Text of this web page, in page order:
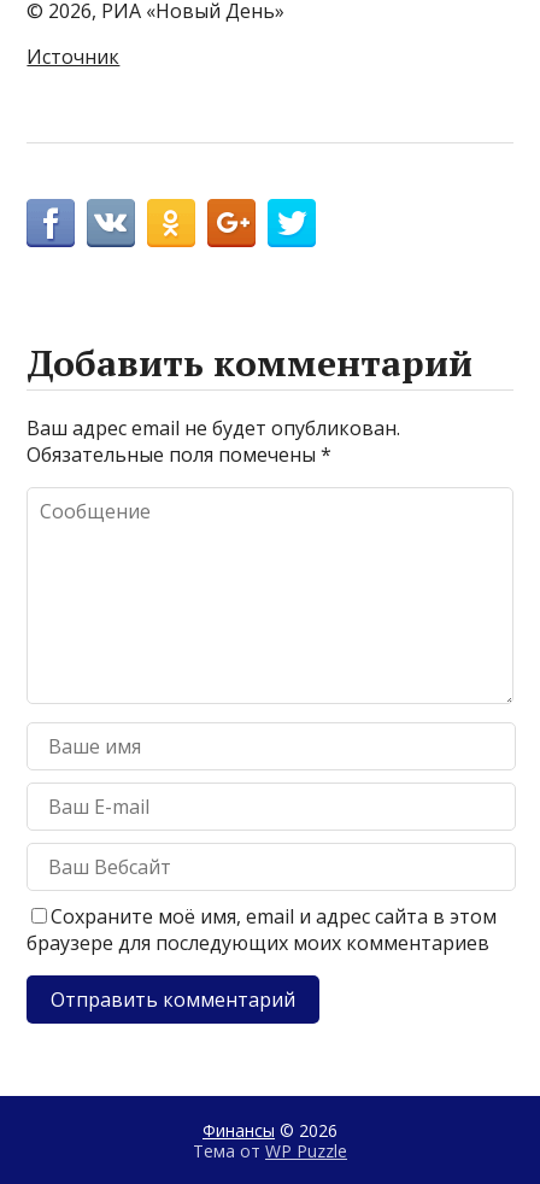
© 2026, РИА «Новый День»
Источник
Добавить комментарий
Ваш адрес email не будет опубликован.
Обязательные поля помечены*
Сохраните моё имя, email и адрес сайта в этом
браузере для последующих моих комментариев
Финансы © 2026
Тема от WP Puzzle